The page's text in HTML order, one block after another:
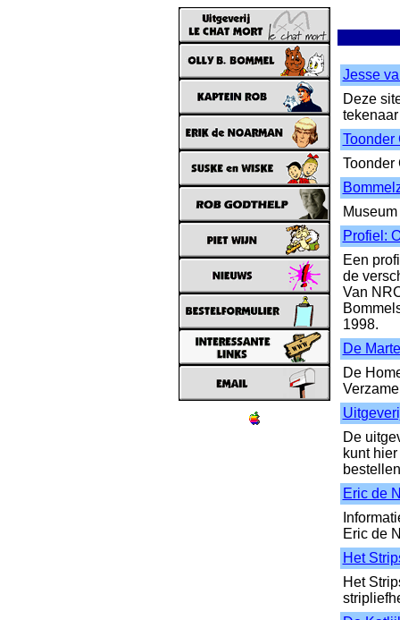
Jesse
Deze
Toonder
Toonder
Profiel:
Een
de
Van
1998.
De
De
De
kunt
Eric de
Eric de
Het
Het